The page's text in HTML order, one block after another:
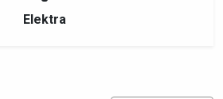
Elektra